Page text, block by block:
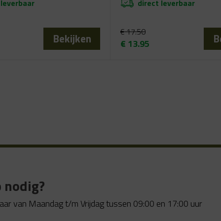
Bekijken
direct leverbaar
€17.50
€ 13.95
van Maandag t/m Vrijdag tussen 09:00 en 17:00 uur